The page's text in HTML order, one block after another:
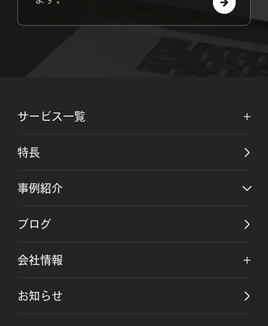
サービス一覧
特長
事例紹介
ブログ
会社情報
お知らせ